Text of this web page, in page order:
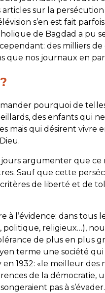
sur la
s’en est fait
de Bagdad a pu
des milliers
que nos journaux en
pourquoi de
des enfants qui
mais qui désirent vivre
argumenter que ce
Sauf que cette
de liberté et de
à l’évidence: dans tous
politique, religieux…),
de plus en plus
terme une société qui
1932: «le meilleur
de la démocratie,
pas à